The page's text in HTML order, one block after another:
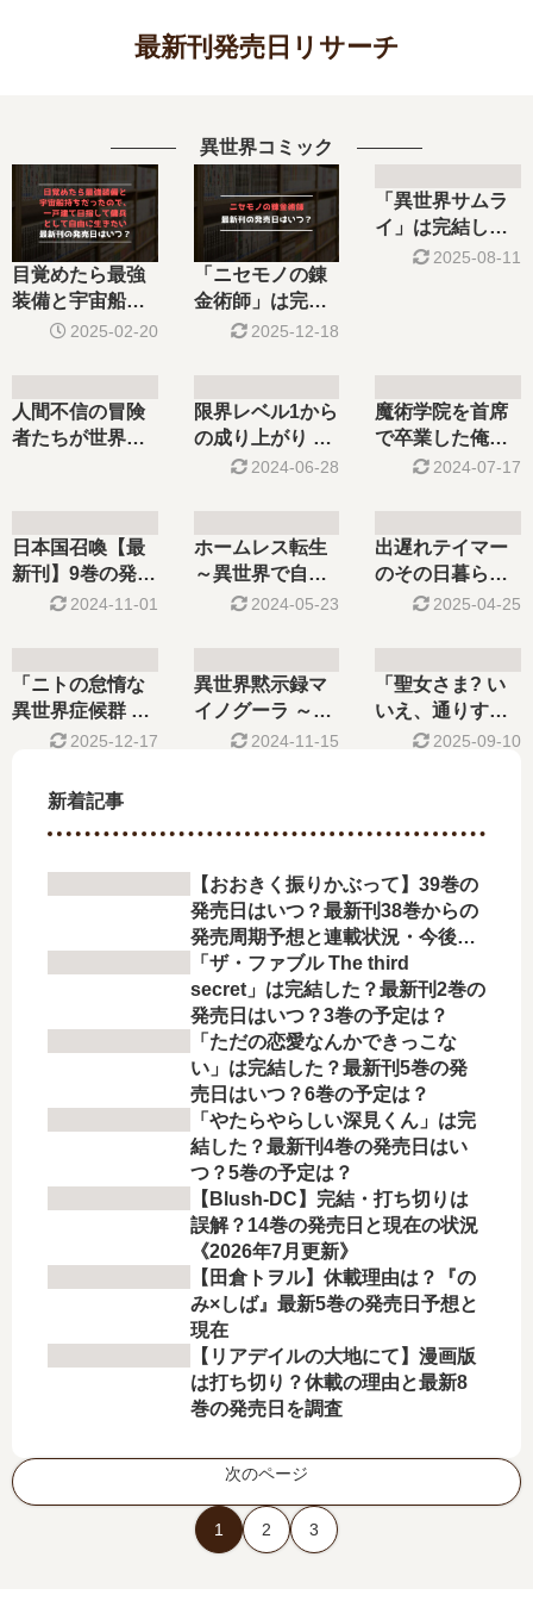
最新刊発売日リサーチ
異世界コミック
目覚めたら最強
装備と宇宙船持
ちだったので、
つ？完結した？
2025-02-20
「ニセモノの錬
金術師」は完結
した？最新刊5巻
2025-12-18
「異世界サムラ
イ」は完結し
た？最新刊6巻の
2025-08-11
人間不信の冒険
者たちが世界を
予想まとめ
限界レベル1から
の成り上がり ～
最弱レベルの…
完結した？
2024-06-28
魔術学院を首席
で卒業した俺が
冒険者を始め
12巻の発売日は
いつ？完結し
2024-07-17
日本国召喚【最
新刊】9巻の発売
日､10巻の発売日
2024-11-01
ホームレス転生
～異世界で自由
すぎる自給自
いつ？完結し
た？続編の予定
2024-05-23
出遅れテイマー
のその日暮らし
【最新刊】12巻
完結した？
2025-04-25
「ニトの怠惰な
異世界症候群 最
弱職<ヒーラー>
た？最新刊8巻の
発売日はいつ？9
巻の予定は？
2025-12-17
異世界黙示録マ
イノグーラ ～破
滅の文明で始 …
結した？
2024-11-15
「聖女さま? い
いえ、通りすが
りの魔物使いで
2025-09-10
新着記事
【おおきく振りかぶって】39巻の
発売日はいつ？最新刊38巻からの
発売周期予想と連載状況・今後の
展開を徹底解説
「ザ・ファブル The third
secret」は完結した？最新刊2巻の
発売日はいつ？3巻の予定は？
「ただの恋愛なんかできっこな
い」は完結した？最新刊5巻の発
売日はいつ？6巻の予定は？
「やたらやらしい深見くん」は完
結した？最新刊4巻の発売日はい
つ？5巻の予定は？
【Blush-DC】完結・打ち切りは
誤解？14巻の発売日と現在の状況
《2026年7月更新》
【田倉トヲル】休載理由は？『の
み×しば』最新5巻の発売日予想と
現在
【リアデイルの大地にて】漫画版
は打ち切り？休載の理由と最新8
巻の発売日を調査
次のページ
1 2 3